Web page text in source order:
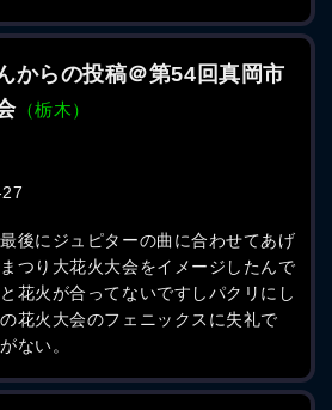
からの投稿＠第54回真岡市
（栃木）
後にジュピターの曲に合わせてあげ
つり大花火大会をイメージしたんで
花火が合ってないですしパクリにし
花火大会のフェニックスに失礼で
ない。